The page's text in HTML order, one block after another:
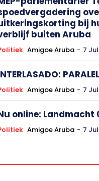
bij
buiten Aruba
Amigoe Aruba - 7
PARALEL
Amigoe Aruba - 7
online: Landmacht
Amigoe Aruba - 7